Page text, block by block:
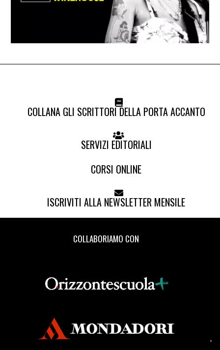
COLLANA GLI SCRITTORI DELLA PORTA ACCANTO
SERVIZI EDITORIALI
CORSI ONLINE
ISCRIVITI ALLA NEWSLETTER MENSILE
COLLABORIAMO CON